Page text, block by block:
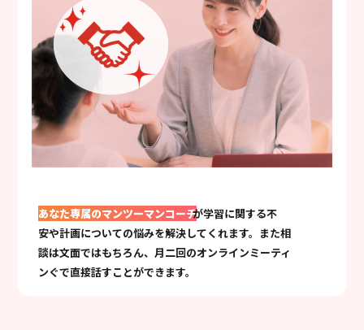
あなた専属のマンツーマンコーチが学習に関する不
安や計画についての悩みを解決してくれます。また相
談は文面ではもちろん、月二回のオンラインミーティ
ンぐで直接話すことができます。